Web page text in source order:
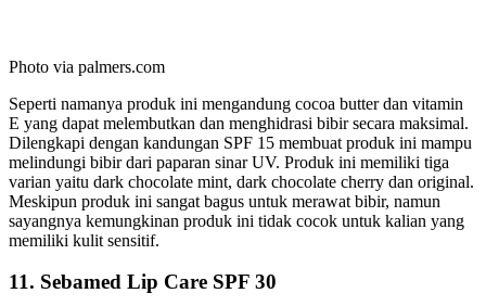
Photo via palmers.com
Seperti namanya produk ini mengandung cocoa butter dan vitamin
E yang dapat melembutkan dan menghidrasi bibir secara maksimal.
Dilengkapi dengan kandungan SPF 15 membuat produk ini mampu
melindungi bibir dari paparan sinar UV. Produk ini memiliki tiga
varian yaitu dark chocolate mint, dark chocolate cherry dan original.
Meskipun produk ini sangat bagus untuk merawat bibir, namun
sayangnya kemungkinan produk ini tidak cocok untuk kalian yang
memiliki kulit sensitif.
11. Sebamed Lip Care SPF 30